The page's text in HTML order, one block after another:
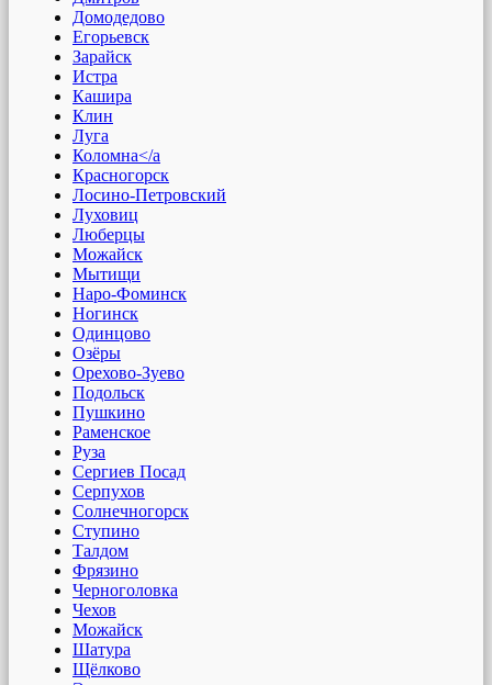
Домодедово
Егорьевск
Зарайск
Истра
Кашира
Клин
Луга
Коломна</a
Красногорск
Лосино-Петровский
Луховиц
Люберцы
Можайск
Мытищи
Наро-Фоминск
Ногинск
Одинцово
Озёры
Орехово-Зуево
Подольск
Пушкино
Раменское
Руза
Сергиев Посад
Серпухов
Солнечногорск
Ступино
Талдом
Фрязино
Черноголовка
Чехов
Можайск
Шатура
Щёлково